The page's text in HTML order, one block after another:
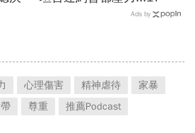
婚姻曾為求子險喪命：遺憾
Ads by
心理傷害 精神虐待
家暴
尊重 推薦Podcast